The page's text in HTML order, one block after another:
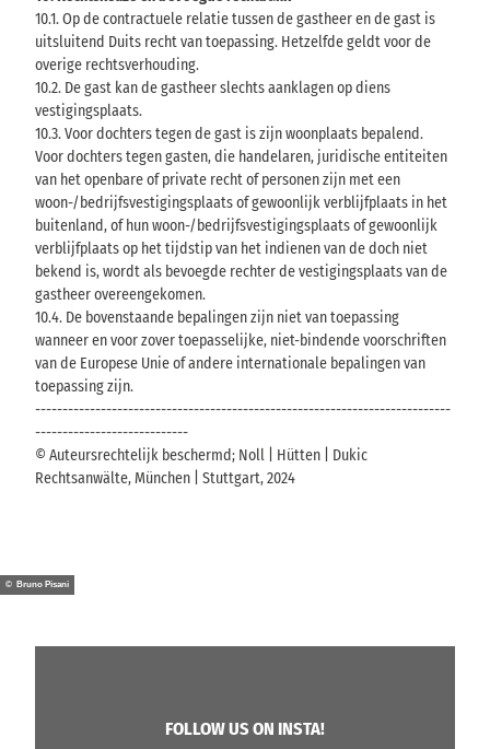
10.1. Op de contractuele relatie tussen de gastheer en de gast is
uitsluitend Duits recht van toepassing. Hetzelfde geldt voor de
overige rechtsverhouding.
10.2. De gast kan de gastheer slechts aanklagen op diens
vestigingsplaats.
10.3. Voor dochters tegen de gast is zijn woonplaats bepalend.
Voor dochters tegen gasten, die handelaren, juridische entiteiten
van het openbare of private recht of personen zijn met een
woon-/bedrijfsvestigingsplaats of gewoonlijk verblijfplaats in het
buitenland, of hun woon-/bedrijfsvestigingsplaats of gewoonlijk
verblijfplaats op het tijdstip van het indienen van de doch niet
bekend is, wordt als bevoegde rechter de vestigingsplaats van de
gastheer overeengekomen.
10.4. De bovenstaande bepalingen zijn niet van toepassing
wanneer en voor zover toepasselijke, niet-bindende voorschriften
van de Europese Unie of andere internationale bepalingen van
toepassing zijn.
----------------------------------------------------------------------------
----------------------------
© Auteursrechtelijk beschermd; Noll | Hütten | Dukic
Rechtsanwälte, München | Stuttgart, 2024
© Bruno Pisani
FOLLOW US ON INSTA!